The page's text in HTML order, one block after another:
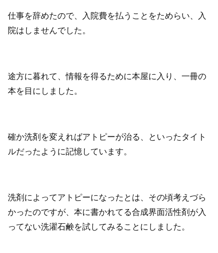
仕事を辞めたので、入院費を払うことをためらい、入
院はしませんでした。
途方に暮れて、情報を得るために本屋に入り、一冊の
本を目にしました。
確か洗剤を変えればアトピーが治る、といったタイト
ルだったように記憶しています。
洗剤によってアトピーになったとは、その頃考えづら
かったのですが、本に書かれてる合成界面活性剤が入
ってない洗濯石鹸を試してみることにしました。